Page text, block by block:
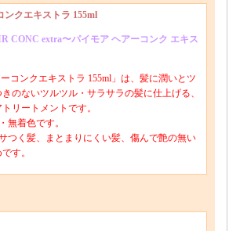
ンクエキストラ 155ml
CONC extra〜パイモア ヘアーコンク エキス
コンクエキストラ 155ml」は、髪に潤いとツ
のないツルツル・サラサラの髪に仕上げる、
リートメントです。
無着色です。
つく髪、まとまりにくい髪、傷んで艶の無い
す。